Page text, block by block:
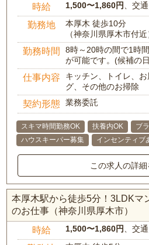
時給 1,500〜1,860円、交
勤務地
本厚木 徒歩10分
（神奈川県厚木市付近
勤務時間
8時～20時の間で1時
が可能です。(候補の
仕事内容
キッチン、トイレ、
グ、その他のお掃除
契約形態 業務委託
スキマ時間勤務OK 扶養内OK
ブ
ハウスキーパー募集
インセンティブ
この求人の詳細
本厚木駅から徒歩5分！3LDKマ
のお仕事（神奈川県厚木市）
時給 1,500〜1,860円、交